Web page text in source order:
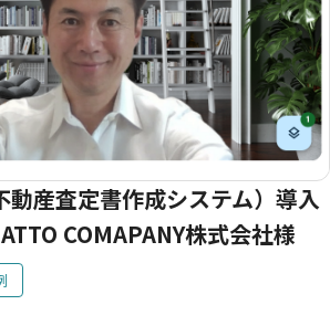
動産査定書作成システム）導入
COMAPANY株式会社様